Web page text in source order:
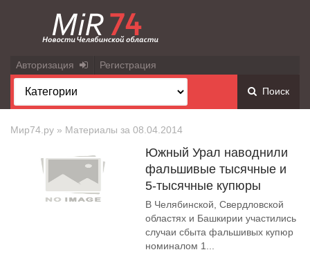
Авторизация Регистрация
Поиск
Мир74.ру » Материалы за 08.04.2014
Южный Урал наводнили
фальшивые тысячные и
5-тысячные купюры
В Челябинской, Свердловской
областях и Башкирии участились
случаи сбыта фальшивых купюр
номиналом 1...